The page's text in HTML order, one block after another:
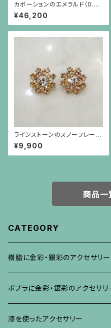
カボーションのエメラルド（0.82
ct）を4つの小さなエメラルドが
取り巻くシルバーペンダント（チ
ェーン別）
¥46,200
ラインストーンのスノーフレーク
のような金色ピアス（チタンポス
ト）
¥9,900
商品一
CATEGORY
樹脂に金彩・銀彩のアクセサリー
ブローチ
イヤリング・ピアス
ポプラに金彩・銀彩のアクセサリ
ブローチ
漆を使ったアクセサリー